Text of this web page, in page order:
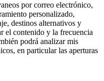
por correo electrónico,
personalizado,
destinos alternativos y
el contenido y la frecuencia
podrá analizar mis
en particular las aperturas